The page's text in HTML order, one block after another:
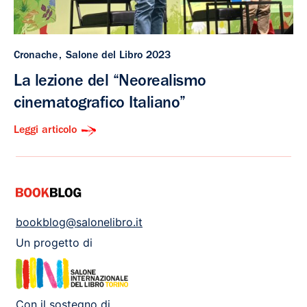
Cronache Salone del Libro 2023
La lezione del “Neorealismo
cinematografico Italiano”
Leggi articolo
bookblog@salonelibro.it
Un progetto di